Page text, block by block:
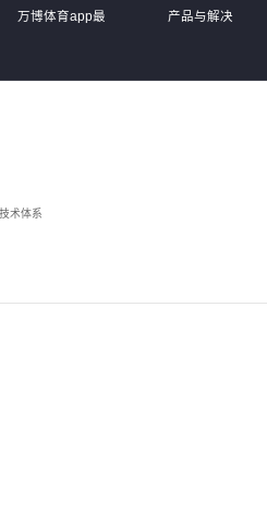
万博体育app最 产品与解决
技术体系